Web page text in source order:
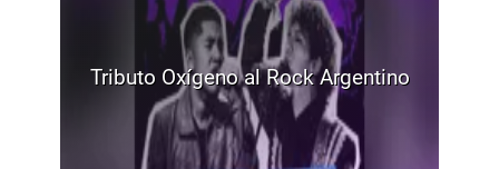
Tributo Oxígeno al Rock Argentino